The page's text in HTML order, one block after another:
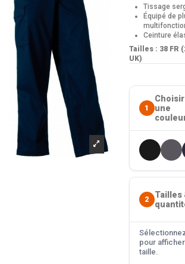
Tissage
Équipé de
Ceinture
Tailles : 38 FR
UK)
1
Choisir
une
2
Tailles
pour
taille.